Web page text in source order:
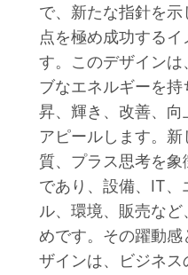
で、新たな指針を
点を極め成功する
す。このデザインは
ブなエネルギーを
昇、輝き、改善、向
アピールします。
質、プラス思考を
であり、設備、IT、
ル、環境、販売な
めです。その躍動
ザインは、ビジネ